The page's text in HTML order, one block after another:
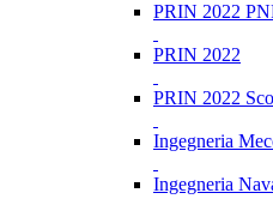
PRIN 2022
PRIN 2022
PRIN 2022
Ingegneria
Ingegneria